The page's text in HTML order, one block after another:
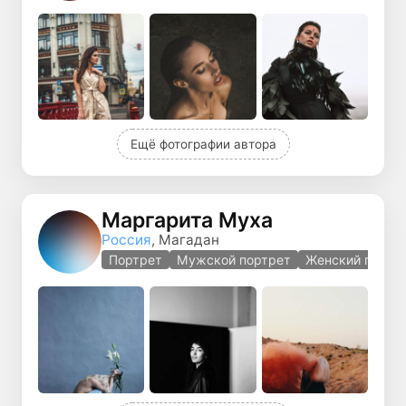
Ещё фотографии автора
Маргарита Муха
Россия, Магадан
Портрет Мужской портрет Женский